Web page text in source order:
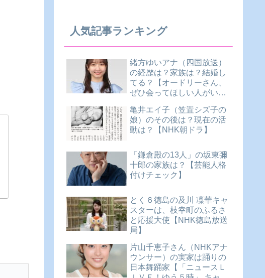
人気記事ランキング
緒方ゆいアナ（四国放送）
の経歴は？家族は？結婚し
てる？【オードリーさん、
ぜひ会ってほしい人がいる
SP!】
亀井エイ子（笠置シズ子の
娘）のその後は？現在の活
動は？【NHK朝ドラ】
「鎌倉殿の13人」の坂東彌
十郎の家族は？【芸能人格
付けチェック】
とく６徳島の及川 凜華キャ
スターは、枝幸町のふるさ
と応援大使【NHK徳島放送
局】
片山千恵子さん（NHKアナ
ウンサー）の実家は踊りの
日本舞踊家【「ニュースＬ